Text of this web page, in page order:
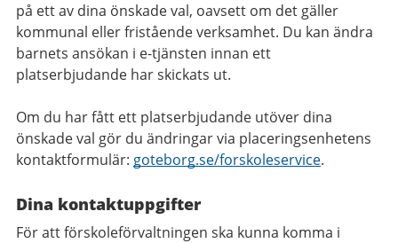
på ett av dina önskade val, oavsett om det gäller
kommunal eller fristående verksamhet. Du kan ändra
barnets ansökan i e-tjänsten innan ett
platserbjudande har skickats ut.
Om du har fått ett platserbjudande utöver dina
önskade val gör du ändringar via placeringsenhetens
kontaktformulär: goteborg.se/forskoleservice.
Dina kontaktuppgifter
För att förskoleförvaltningen ska kunna komma i